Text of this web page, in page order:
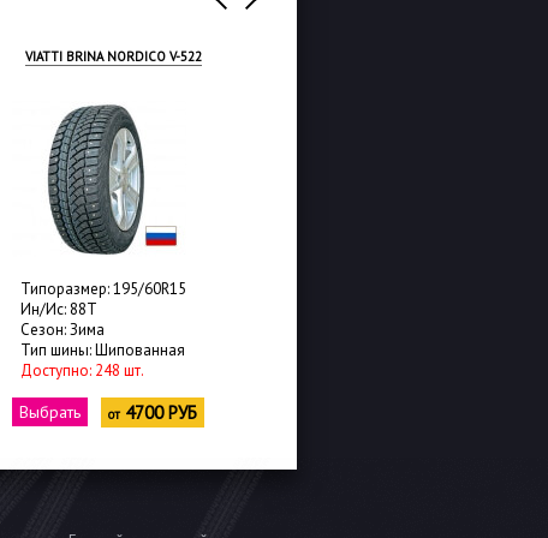
VIATTI BRINA NORDICO V-522
Типоразмер: 195/60R15
Ин/Ис: 88T
Сезон: Зима
Тип шины: Шипованная
Доступно: 248 шт.
Выбрать от4700 РУБ